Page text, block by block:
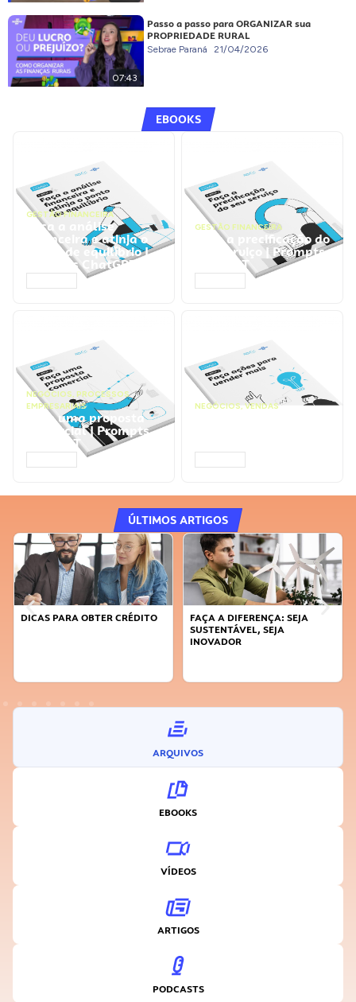
07:43
Passo a passo para ORGANIZAR sua
PROPRIEDADE RURAL
Sebrae Paraná 21/04/2026
EBOOKS
GESTÃO FINANCEIRA
Faça a análise
financeira e atinja o
ponto de equilíbrio |
Prompts ChatGPT
GESTÃO FINANCEIRA
Faça a precificação do
seu serviço | Prompts
ChatGPT
NEGÓCIOS, PROCESSOS
EMPRESARIAIS
Faça uma proposta
comercial | Prompts
ChatGPT
NEGÓCIOS, VENDAS
ÚLTIMOS ARTIGOS
DICAS PARA OBTER CRÉDITO
FAÇA A DIFERENÇA: SEJA
SUSTENTÁVEL, SEJA
INOVADOR
ARQUIVOS
EBOOKS
VÍDEOS
ARTIGOS
PODCASTS